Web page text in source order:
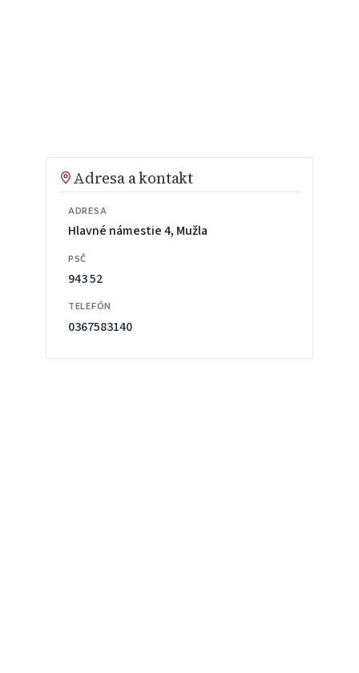
Adresa a kontakt
ADRESA
Hlavné námestie 4, Mužla
PSČ
943 52
TELEFÓN
0367583140